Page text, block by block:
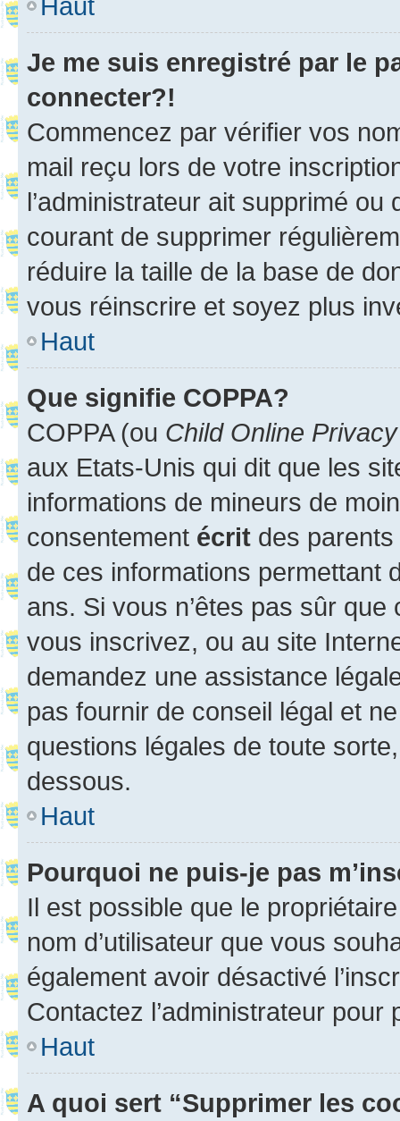
Je me suis enregistré par le
connecter?!
Commencez par vérifier vos
mail reçu lors de votre
l’administrateur ait supprimé
courant de supprimer
réduire la taille de la base de
vous réinscrire et soyez plus
Haut
Que signifie COPPA?
COPPA (ou Child Online
aux Etats-Unis qui dit que les
informations de mineurs de
consentement écrit des parents
de ces informations permettant
ans. Si vous n’êtes pas sûr
vous inscrivez, ou au site
demandez une assistance
pas fournir de conseil légal et
questions légales de toute
dessous.
Haut
Pourquoi ne puis-je pas
Il est possible que le
nom d’utilisateur que vous
également avoir désactivé
Contactez l’administrateur
Haut
A quoi sert “Supprimer les